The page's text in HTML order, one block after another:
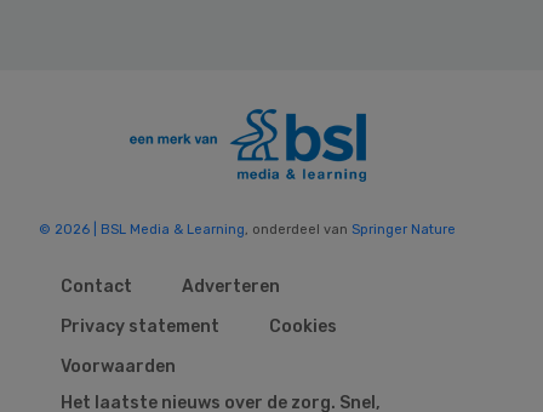
© 2026 | BSL Media & Learning , onderdeel van Springer Nature
Contact
Adverteren
Privacy statement
Cookies
Voorwaarden
Het laatste nieuws over de zorg. Snel,